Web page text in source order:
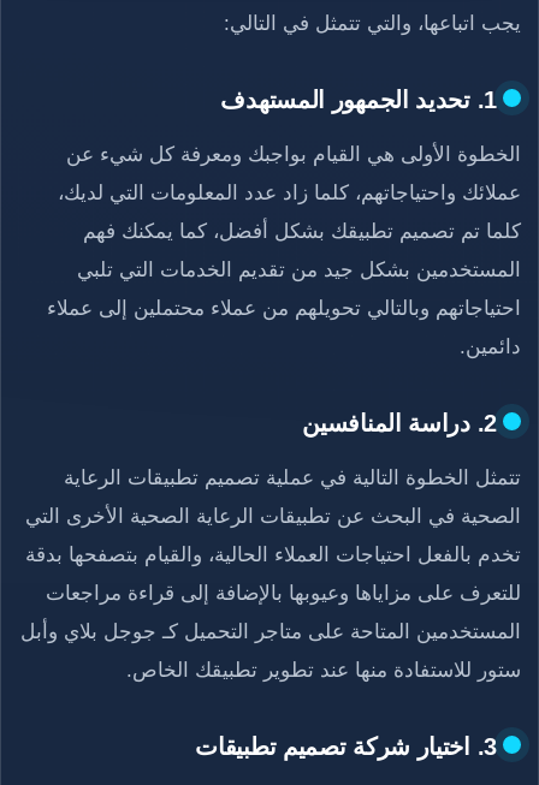
يجب اتباعها، والتي تتمثل في التالي:
1. تحديد الجمهور المستهدف
الخطوة الأولى هي القيام بواجبك ومعرفة كل شيء عن
عملائك واحتياجاتهم، كلما زاد عدد المعلومات التي لديك،
كلما تم تصميم تطبيقك بشكل أفضل، كما يمكنك فهم
المستخدمين بشكل جيد من تقديم الخدمات التي تلبي
احتياجاتهم وبالتالي تحويلهم من عملاء محتملين إلى عملاء
دائمين.
2. دراسة المنافسين
تتمثل الخطوة التالية في عملية تصميم تطبيقات الرعاية
الصحية في البحث عن تطبيقات الرعاية الصحية الأخرى التي
تخدم بالفعل احتياجات العملاء الحالية، والقيام بتصفحها بدقة
للتعرف على مزاياها وعيوبها بالإضافة إلى قراءة مراجعات
المستخدمين المتاحة على متاجر التحميل كـ جوجل بلاي وأبل
ستور للاستفادة منها عند تطوير تطبيقك الخاص.
3. اختيار شركة تصميم تطبيقات